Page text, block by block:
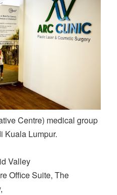
Centre) medical group
Kuala Lumpur.
Valley
Office Suite, The